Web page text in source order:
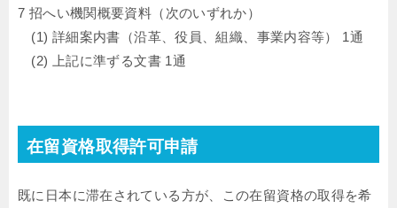
7 招へい機関概要資料（次のいずれか）
(1) 詳細案内書（沿革、役員、組織、事業内容等） 1通
(2) 上記に準ずる文書 1通
在留資格取得許可申請
既に日本に滞在されている方が、この在留資格の取得を希